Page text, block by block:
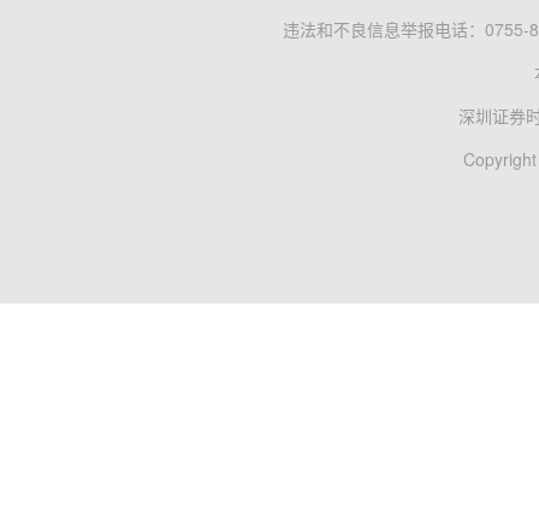
违法和不良信息举报电话：0755-
深圳证券